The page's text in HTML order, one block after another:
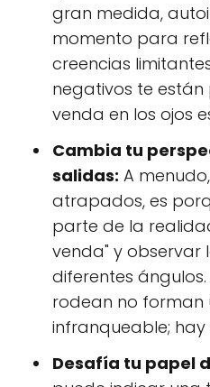
gran medida,
momento para
creencias
negativos te están
venda en los ojos
Cambia tu
salidas: A
atrapados, es
parte de la
venda" y observar
diferentes
rodean no forman
infranqueable; hay
Desafía tu papel